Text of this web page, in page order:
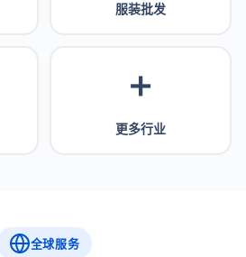
服装批发
➕
更多行业
全球服务